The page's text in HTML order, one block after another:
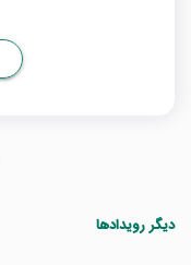
دیگر رویدادها